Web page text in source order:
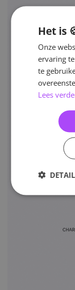
Het is
Onze
ervaring
te
Lees